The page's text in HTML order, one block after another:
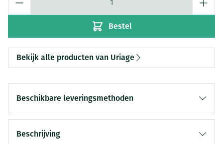
Bestel
Bekijk alle producten van Uriage
Beschikbare leveringsmethoden
Beschrijving